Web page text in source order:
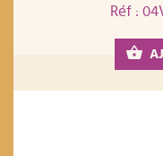
Réf :